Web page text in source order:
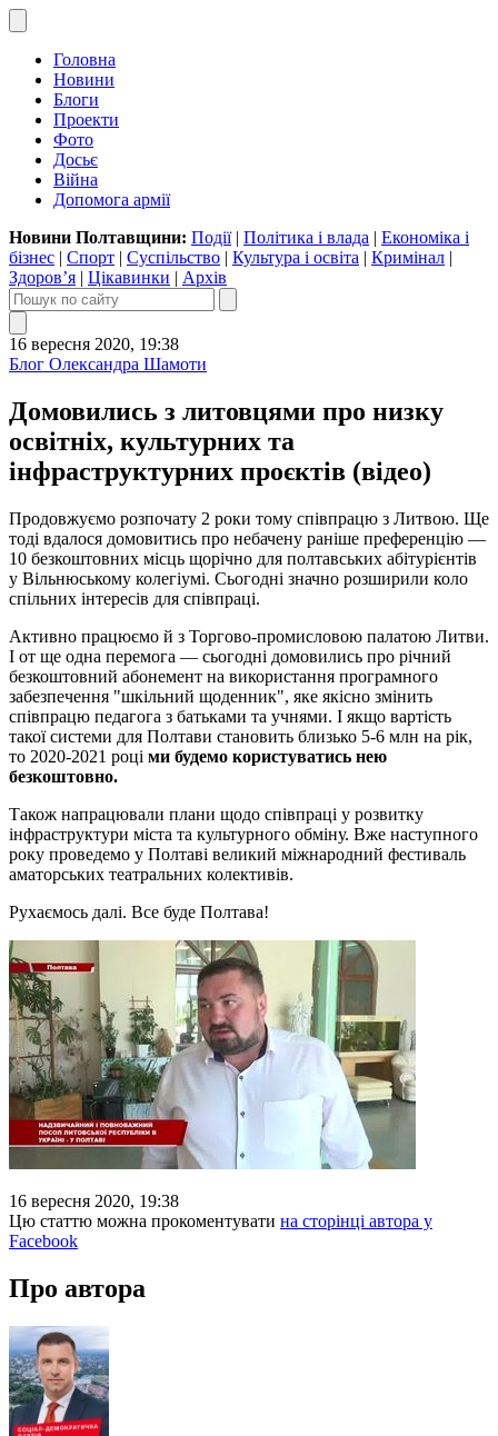
Головна
Новини
Блоги
Проекти
Фото
Досьє
Війна
Допомога армії
Новини Полтавщини: Події| Політика і влада | Економіка і
бізнес | Спорт | Суспільство | Культура і освіта | Кримінал |
Здоров’я | Цікавинки | Архів
16 вересня 2020, 19:38
Блог Олександра Шамоти
Домовились з литовцями про низку
освітніх, культурних та
інфраструктурних проєктів (відео)
Продовжуємо розпочату 2 роки тому співпрацю з Литвою. Ще
тоді вдалося домовитись про небачену раніше преференцію —
10 безкоштовних місць щорічно для полтавських абітурієнтів
у Вільнюському колегіумі. Сьогодні значно розширили коло
спільних інтересів для співпраці.
Активно працюємо й з Торгово-промисловою палатою Литви.
І от ще одна перемога — сьогодні домовились про річний
безкоштовний абонемент на використання програмного
забезпечення "шкільний щоденник", яке якісно змінить
співпрацю педагога з батьками та учнями. І якщо вартість
такої системи для Полтави становить близько 5-6 млн на рік,
то 2020-2021 році ми будемо користуватись нею
безкоштовно.
Також напрацювали плани щодо співпраці у розвитку
інфраструктури міста та культурного обміну. Вже наступного
року проведемо у Полтаві великий міжнародний фестиваль
аматорських театральних колективів.
Рухаємось далі. Все буде Полтава!
16 вересня 2020, 19:38
Цю статтю можна прокоментувати на сторінці автора у
Facebook
Про автора